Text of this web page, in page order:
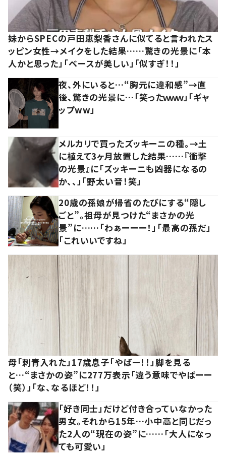
妹からSPECの戸田恵梨香さんに似てると言われたス
ッピン女性→メイクをした結果……驚きの光景に「本
人かと思った」「ベースが美しい」「似すぎ！！」
夜、外にいると…“胸元に違和感”→直
後、驚きの光景に…「笑ったｗｗｗ」「ギャ
ップww」
メルカリで買ったズッキーニの種。→土
に植えて3ヶ月放置した結果……『衝撃
の光景』に「ズッキーニも凶器になるの
か、、」「野太い音！笑」
20歳の孫娘が帰省のたびにする“隠し
ごと”。祖母が見つけた“まさかの光
景”に……「わぁーーー！」「最高の孫だ」
「これいいですね」
母「刺青入れた」17歳息子「やばー！！」脚を見る
と…“まさかの姿”に277万表示「違う意味でやばーー
（笑）」「な、なるほど！！」
「好き同士」だけど付き合っていなかった
男女。それから15年…小中高と同じだっ
た2人の“現在の姿”に……「大人になっ
ても可愛い」